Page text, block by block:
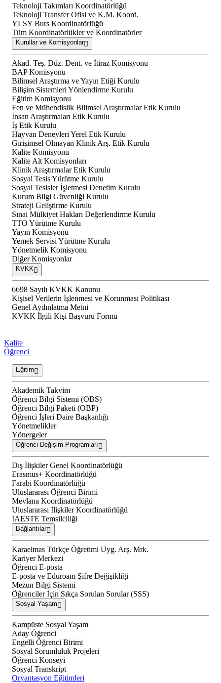
Teknoloji Takımları Koordinatörlüğü
Teknoloji Transfer Ofisi ve K.M. Koord.
YLSY Burs Koordinatörlüğü
Tüm Koordinatörlükler ve Koordinatörler
Kurullar ve Komisyonlar
Akad. Teş. Düz. Dent. ve İtiraz Komisyonu
BAP Komisyonu
Bilimsel Araştırma ve Yayın Etiği Kurulu
Bilişim Sistemleri Yönlendirme Kurulu
Eğitim Komisyonu
Fen ve Mühendislik Bilimsel Araştırmalar Etik Kurulu
İnsan Araştırmaları Etik Kurulu
İş Etik Kurulu
Hayvan Deneyleri Yerel Etik Kurulu
Girişimsel Olmayan Klinik Arş. Etik Kurulu
Kalite Komisyonu
Kalite Alt Komisyonları
Klinik Araştırmalar Etik Kurulu
Sosyal Tesis Yürütme Kurulu
Sosyal Tesisler İşletmesi Denetim Kurulu
Kurum Bilgi Güvenliği Kurulu
Strateji Geliştirme Kurulu
Sınai Mülkiyet Hakları Değerlendirme Kurulu
TTO Yürütme Kurulu
Yayın Komisyonu
Yemek Servisi Yürütme Kurulu
Yönetmelik Komisyonu
Diğer Komisyonlar
KVKK
6698 Sayılı KVKK Kanunu
Kişisel Verilerin İşlenmesi ve Korunması Politikası
Genel Aydınlatma Metni
KVKK İlgili Kişi Başvuru Formu
Kalite
Öğrenci
Eğitim
Akademik Takvim
Öğrenci Bilgi Sistemi (OBS)
Öğrenci Bilgi Paketi (OBP)
Öğrenci İşleri Daire Başkanlığı
Yönetmelikler
Yönergeler
Öğrenci Değişim Programları
Dış İlişkiler Genel Koordinatörlüğü
Erasmus+ Koordinatörlüğü
Farabi Koordinatörlüğü
Uluslararası Öğrenci Birimi
Mevlana Koordinatörlüğü
Uluslararası İlişkiler Koordinatörlüğü
IAESTE Temsilciliği
Bağlantılar
Karaelmas Türkçe Öğretimi Uyg. Arş. Mrk.
Kariyer Merkezi
Öğrenci E-posta
E-posta ve Eduroam Şifre Değişikliği
Mezun Bilgi Sistemi
Öğrenciler İçin Sıkça Sorulan Sorular (SSS)
Sosyal Yaşam
Kampüste Sosyal Yaşam
Aday Öğrenci
Engelli Öğrenci Birimi
Sosyal Sorumluluk Projeleri
Öğrenci Konseyi
Sosyal Transkript
Oryantasyon Eğitimleri